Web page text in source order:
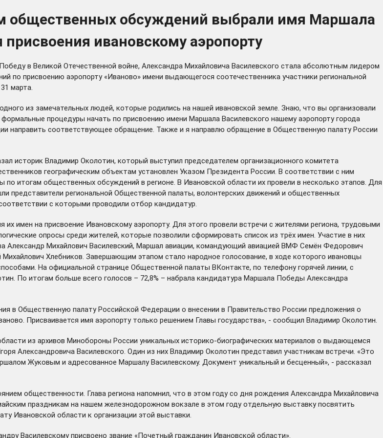
общественных обсуждений выбрали имя Маршала
ивановскому аэропорту
в Великой Отечественной войне, Александра Михайловича Василевского стала абсолютным лидером
по присвоению аэропорту «Иваново» имени выдающегося соотечественника участники региональной
марта.
из замечательных людей, которые родились на нашей ивановской земле. Знаю, что вы организовали
процедуры начать по присвоению имени Маршала Василевского нашему аэропорту города
направить соответствующее обращение. Также и я направлю обращение в Общественную палату России
историк Владимир Околотин, который выступил председателем организационного комитета
географическим объектам установлен Указом Президента России. В соответствии с ним
итогам общественных обсуждений в регионе. В Ивановской области их провели в несколько этапов. Для
представители региональной Общественной палаты, волонтерских движений и общественных
с которыми проводили отбор кандидатур.
имен на присвоение Ивановскому аэропорту. Для этого провели встречи с жителями региона, трудовыми
опросы среди жителей, которые позволили сформировать список из трёх имен. Участие в них
Александр Михайлович Василевский, Маршал авиации, командующий авиацией ВМФ Семён Федорович
Хлебников. Завершающим этапом стало народное голосование, в ходе которого ивановцы
На официальной странице Общественной палаты ВКонтакте, по телефону горячей линии, с
По итогам больше всего голосов – 72,8% – набрала кандидатура Маршала Победы Александра
в Общественную палату Российской Федерации о внесении в Правительство России предложения о
Присваивается имя аэропорту только решением Главы государства», - сообщил Владимир Околотин.
из архивов Минобороны России уникальных историко-биографических материалов о выдающемся
Александровича Василевского. Один из них Владимир Околотин представил участникам встречи. «Это
Жуковым и адресованное Маршалу Василевскому. Документ уникальный и бесценный», - рассказал
общественности. Глава региона напомнил, что в этом году со дня рождения Александра Михайловича
праздникам на нашем железнодорожном вокзале в этом году отдельную выставку посвятить
Ивановской области к организации этой выставки.
Василевскомуприсвоено звание «Почетный гражданин Ивановской области».